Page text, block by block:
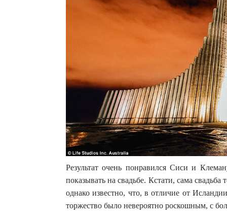
Результат очень понравился Сиси и
показывать на свадьбе. Кстати, сама
однако известно, что, в отличие от
торжество было невероятно роскошным, с